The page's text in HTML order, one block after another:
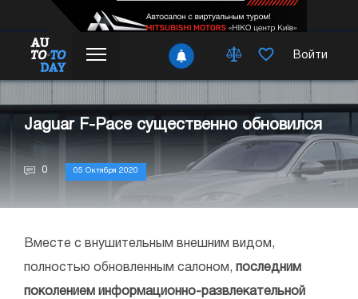
Войти
Jaguar F-Pace существенно обновился
0 05 Октября 2020
Вместе с внушительным внешним видом,
полностью обновленным салоном, последним
поколением информационно-развлекательной